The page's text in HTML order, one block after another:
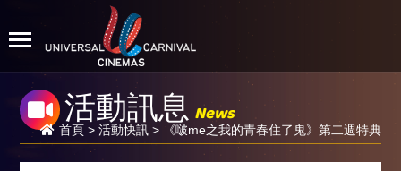
活動訊息 News
首頁> 活動快訊> 《啵me之我的青春住了鬼》第二週特典